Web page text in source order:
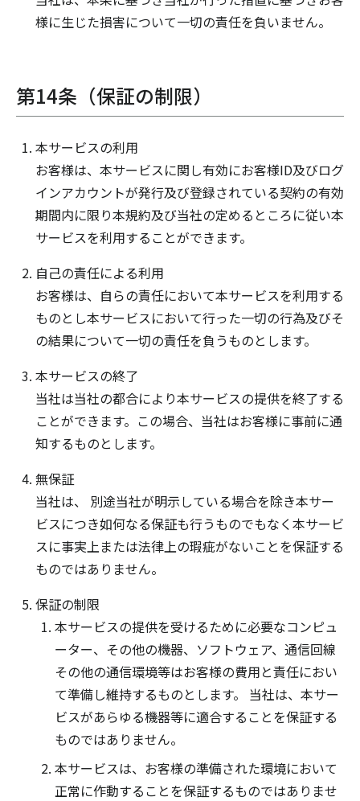
様に生じた損害について一切の責任を負いません。
第14条（保証の制限）
本サービスの利用
お客様は、本サービスに関し有効にお客様ID及びログ
インアカウントが発行及び登録されている契約の有効
期間内に限り本規約及び当社の定めるところに従い本
サービスを利用することができます。
自己の責任による利用
お客様は、自らの責任において本サービスを利用する
ものとし本サービスにおいて行った一切の行為及びそ
の結果について一切の責任を負うものとします。
本サービスの終了
当社は当社の都合により本サービスの提供を終了する
ことができます。この場合、当社はお客様に事前に通
知するものとします。
無保証
当社は、 別途当社が明示している場合を除き本サー
ビスにつき如何なる保証も行うものでもなく本サービ
スに事実上または法律上の瑕疵がないことを保証する
ものではありません。
保証の制限
本サービスの提供を受けるために必要なコンピュ
ーター、その他の機器、ソフトウェア、通信回線
その他の通信環境等はお客様の費用と責任におい
て準備し維持するものとします。 当社は、本サー
ビスがあらゆる機器等に適合することを保証する
ものではありません。
本サービスは、お客様の準備された環境において
正常に作動することを保証するものではありませ